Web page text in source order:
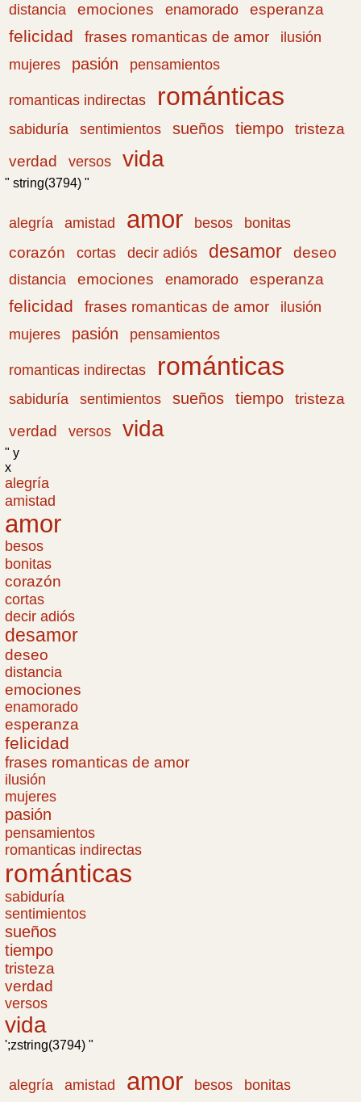
distancia emociones enamorado esperanza
felicidad frases romanticas de amor
ilusión
mujeres
pasión pensamientos
romanticas indirectas románticas
sabiduría sentimientos sueños tiempo
tristeza
verdad
versos vida
" string(3794) "
alegría amistad amor besos
bonitas
corazón
cortas decir adiós desamor deseo
distancia emociones enamorado esperanza
felicidad frases romanticas de amor
ilusión
mujeres
pasión pensamientos
romanticas indirectas románticas
sabiduría sentimientos sueños tiempo
tristeza
verdad
versos vida
" y
x
alegría
amistad
amor
besos
bonitas
corazón
cortas
decir adiós
desamor
deseo
distancia
emociones
enamorado
esperanza
felicidad
frases romanticas de amor
ilusión
mujeres
pasión
pensamientos
romanticas indirectas
románticas
sabiduría
sentimientos
sueños
tiempo
tristeza
verdad
versos
vida
';zstring(3794) "
alegría amistad amor besos
bonitas